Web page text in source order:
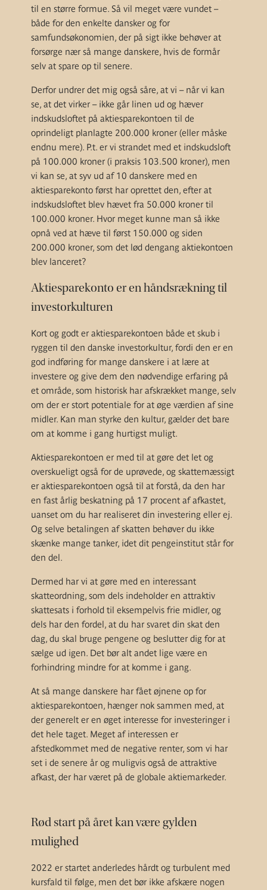
til en større formue. Så vil meget være vundet –
både for den enkelte dansker og for
samfundsøkonomien, der på sigt ikke behøver at
forsørge nær så mange danskere, hvis de formår
selv at spare op til senere.
Derfor undrer det mig også såre, at vi – når vi kan
se, at det virker – ikke går linen ud og hæver
indskudsloftet på aktiesparekontoen til de
oprindeligt planlagte 200.000 kroner (eller måske
endnu mere). P.t. er vi strandet med et indskudsloft
på 100.000 kroner (i praksis 103.500 kroner), men
vi kan se, at syv ud af 10 danskere med en
aktiesparekonto først har oprettet den, efter at
indskudsloftet blev hævet fra 50.000 kroner til
100.000 kroner. Hvor meget kunne man så ikke
opnå ved at hæve til først 150.000 og siden
200.000 kroner, som det lød dengang aktiekontoen
blev lanceret?
Aktiesparekonto er en håndsrækning til
investorkulturen
Kort og godt er aktiesparekontoen både et skub i
ryggen til den danske investorkultur, fordi den er en
god indføring for mange danskere i at lære at
investere og give dem den nødvendige erfaring på
et område, som historisk har afskrækket mange, selv
om der er stort potentiale for at øge værdien af sine
midler. Kan man styrke den kultur, gælder det bare
om at komme i gang hurtigst muligt.
Aktiesparekontoen er med til at gøre det let og
overskueligt også for de uprøvede, og skattemæssigt
er aktiesparekontoen også til at forstå, da den har
en fast årlig beskatning på 17 procent af afkastet,
uanset om du har realiseret din investering eller ej.
Og selve betalingen af skatten behøver du ikke
skænke mange tanker, idet dit pengeinstitut står for
den del.
Dermed har vi at gøre med en interessant
skatteordning, som dels indeholder en attraktiv
skattesats i forhold til eksempelvis frie midler, og
dels har den fordel, at du har svaret din skat den
dag, du skal bruge pengene og beslutter dig for at
sælge ud igen. Det bør alt andet lige være en
forhindring mindre for at komme i gang.
At så mange danskere har fået øjnene op for
aktiesparekontoen, hænger nok sammen med, at
der generelt er en øget interesse for investeringer i
det hele taget. Meget af interessen er
afstedkommet med de negative renter, som vi har
set i de senere år og muligvis også de attraktive
afkast, der har været på de globale aktiemarkeder.
Rød start på året kan være gylden
mulighed
2022 er startet anderledes hårdt og turbulent med
kursfald til følge, men det bør ikke afskære nogen